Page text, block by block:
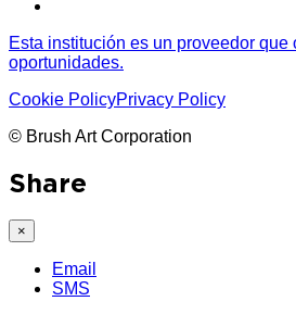
Esta institución es un proveedor que
oportunidades.
Cookie PolicyPrivacy Policy
© Brush Art Corporation
Share
×
Email
SMS